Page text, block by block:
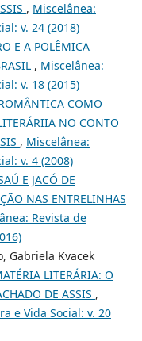
, Miscelânea:
v. 24 (2018)
E A POLÊMICA
, Miscelânea:
v. 18 (2015)
COMO
NO CONTO
, Miscelânea:
v. 4 (2008)
E JACÓ DE
NAS ENTRELINHAS
Revista de
Gabriela Kvacek
LITERÁRIA: O
DE ASSIS ,
e Vida Social: v. 20